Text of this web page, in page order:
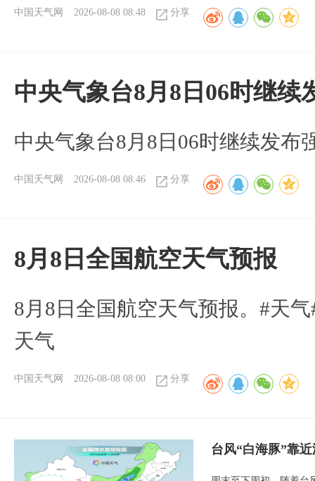
中国天气网 2026-08-08 08:48 分享
中央气象台8月8日06时继
中央气象台8月8日06时继续发布
中国天气网 2026-08-08 08:46 分享
8月8日全国航空天气预报
8月8日全国航空天气预报。#天
天气
中国天气网 2026-08-08 08:00 分享
台风“白海豚”靠